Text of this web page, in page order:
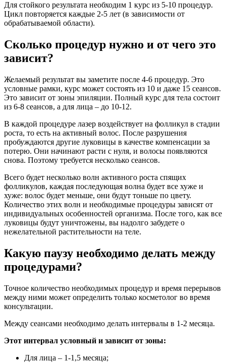
Для стойкого результата необходим 1 курс из 5-10 процедур.
Цикл повторяется каждые 2-5 лет (в зависимости от
обрабатываемой области).
Сколько процедур нужно и от чего это
зависит?
Желаемый результат вы заметите после 4-6 процедур. Это
условные рамки, курс может состоять из 10 и даже 15 сеансов.
Это зависит от зоны эпиляции. Полный курс для тела состоит
из 6-8 сеансов, а для лица – до 10-12.
В каждой процедуре лазер воздействует на фолликул в стадии
роста, то есть на активный волос. После разрушения
пробуждаются другие луковицы в качестве компенсации за
потерю. Они начинают расти с нуля, и волосы появляются
снова. Поэтому требуется несколько сеансов.
Всего будет несколько волн активного роста спящих
фолликулов, каждая последующая волна будет все хуже и
хуже: волос будет меньше, они будут тоньше по цвету.
Количество этих волн и необходимые процедуры зависят от
индивидуальных особенностей организма. После того, как все
луковицы будут уничтожены, вы надолго забудете о
нежелательной растительности на теле.
Какую паузу необходимо делать между
процедурами?
Точное количество необходимых процедур и время перерывов
между ними может определить только косметолог во время
консультации.
Между сеансами необходимо делать интервалы в 1-2 месяца.
Этот интервал условный и зависит от зоны:
Для лица – 1-1,5 месяца;